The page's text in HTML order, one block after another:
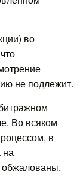
во
не подлежит.
Во всяком
в
на
обжалованы.